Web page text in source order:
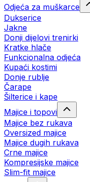
Odjeća za muškarce
Dukserice
Jakne
Donji dijelovi trenirki
Kratke hlače
Funkcionalna odjeća
Kupaći kostimi
Donje rublje
Čarape
Šilterice i kape
Majice i topovi
Majice bez rukava
Oversized majice
Majice dugih rukava
Crne majice
Kompresijske majice
Slim-fit majice